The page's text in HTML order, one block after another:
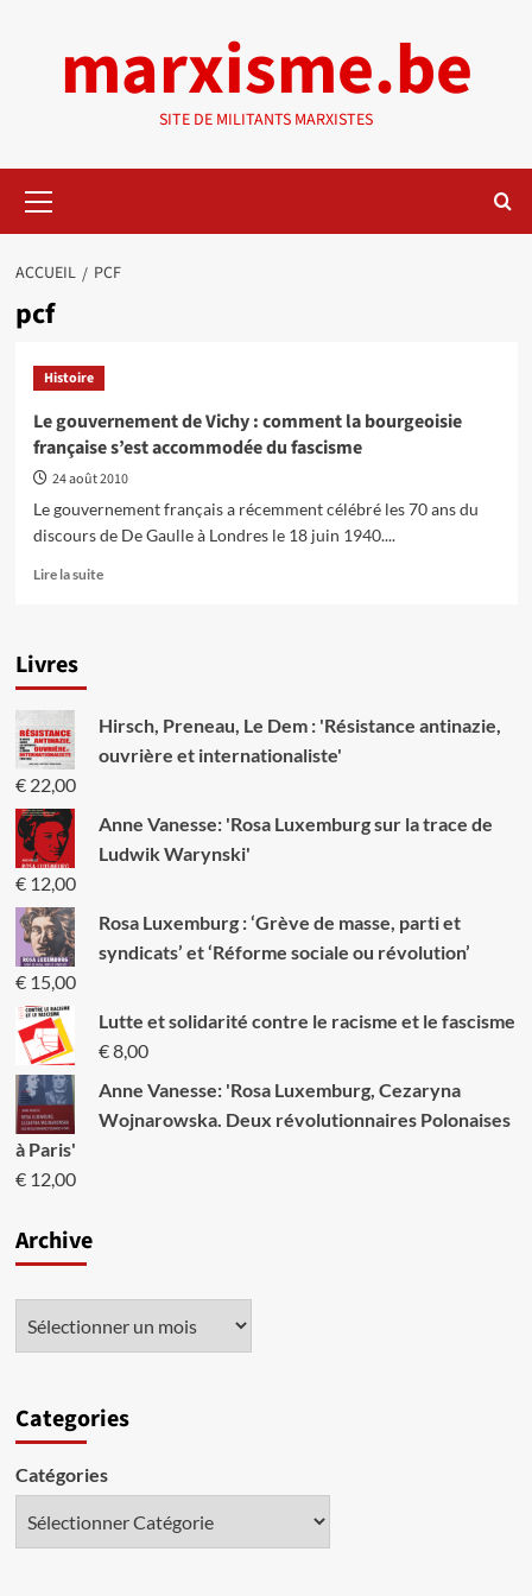
marxisme.be
SITE DE MILITANTS MARXISTES
principal
ACCUEIL PCF
pcf
Histoire
Le gouvernement de Vichy : comment la bourgeoisie
française s’est accommodée du fascisme
24 août 2010
Le gouvernement français a récemment célébré les 70 ans du
discours de De Gaulle à Londres le 18 juin 1940....
Lire la suiteEn
Vichy
:
bourgeoisie
s’est
fascisme
Livres
Hirsch, Preneau, Le Dem : 'Résistance antinazie,
ouvrière et internationaliste'
€22,00
Anne Vanesse: 'Rosa Luxemburg sur la trace de
Ludwik Warynski'
€12,00
Rosa Luxemburg : ‘Grève de masse, parti et
syndicats’ et ‘Réforme sociale ou révolution’
€15,00
Lutte et solidarité contre le racisme et le fascisme
€8,00
Anne Vanesse: 'Rosa Luxemburg, Cezaryna
Wojnarowska. Deux révolutionnaires Polonaises
à Paris'
€12,00
Archive
Categories
Catégories